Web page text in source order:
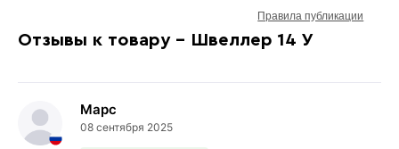
Отзывы к товару - Швеллер 14 У
Марс
08 сентября 2025
Правила публикации